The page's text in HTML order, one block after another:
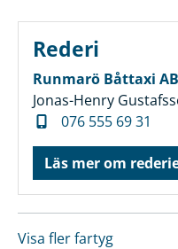
Rederi
Runmarö Båttaxi
Jonas-Henry
076 555 69 31
Läs mer om
Visa fler fartyg